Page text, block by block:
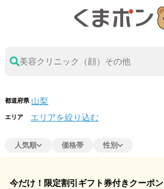
美容クリニック（顔）その他
都道府県
エリア エリアを絞り込む
人気順 価格帯 性別
今だけ！限定割引ギフト券付きクーポン